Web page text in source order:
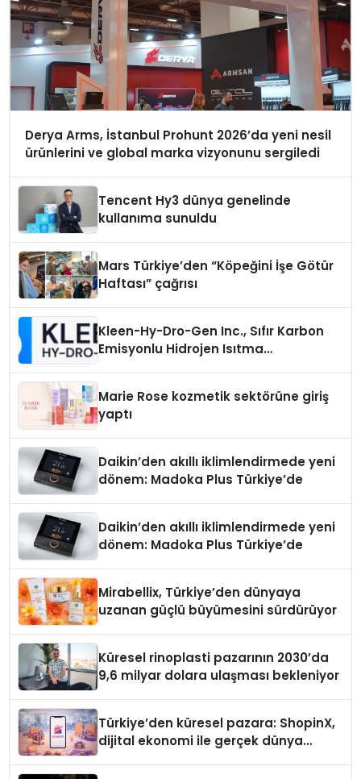
Derya Arms, İstanbul Prohunt 2026’da yeni nesil
ürünlerini ve global marka vizyonunu sergiledi
Tencent Hy3 dünya genelinde
kullanıma sunuldu
Mars Türkiye’den “Köpeğini İşe Götür
Haftası” çağrısı
Kleen-Hy-Dro-Gen Inc., Sıfır Karbon
Emisyonlu Hidrojen Isıtma
Marie Rose kozmetik sektörüne giriş
yaptı
Daikin’den akıllı iklimlendirmede yeni
dönem: Madoka Plus Türkiye’de
Daikin’den akıllı iklimlendirmede yeni
dönem: Madoka Plus Türkiye’de
Mirabellix, Türkiye’den dünyaya
uzanan güçlü büyümesini sürdürüyor
Küresel rinoplasti pazarının 2030’da
9,6 milyar dolara ulaşması bekleniyor
Türkiye’den küresel pazara: ShopinX,
dijital ekonomi ile gerçek dünya